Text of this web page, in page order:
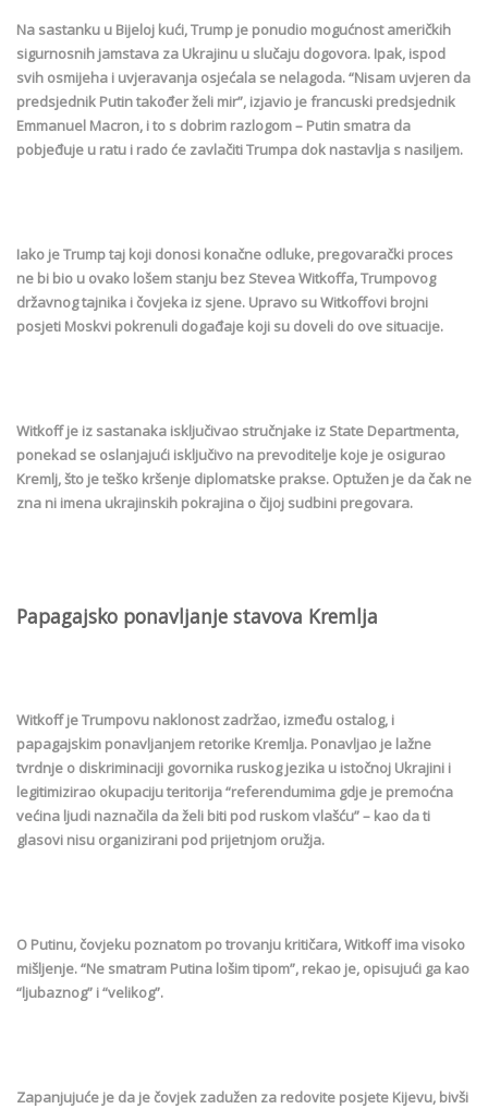
Na sastanku u Bijeloj kući, Trump je ponudio mogućnost američkih
sigurnosnih jamstava za Ukrajinu u slučaju dogovora. Ipak, ispod
svih osmijeha i uvjeravanja osjećala se nelagoda. “Nisam uvjeren da
predsjednik Putin također želi mir”, izjavio je francuski predsjednik
Emmanuel Macron, i to s dobrim razlogom – Putin smatra da
pobjeđuje u ratu i rado će zavlačiti Trumpa dok nastavlja s nasiljem.
Iako je Trump taj koji donosi konačne odluke, pregovarački proces
ne bi bio u ovako lošem stanju bez Stevea Witkoffa, Trumpovog
državnog tajnika i čovjeka iz sjene. Upravo su Witkoffovi brojni
posjeti Moskvi pokrenuli događaje koji su doveli do ove situacije.
Witkoff je iz sastanaka isključivao stručnjake iz State Departmenta,
ponekad se oslanjajući isključivo na prevoditelje koje je osigurao
Kremlj, što je teško kršenje diplomatske prakse. Optužen je da čak ne
zna ni imena ukrajinskih pokrajina o čijoj sudbini pregovara.
Papagajsko ponavljanje stavova Kremlja
Witkoff je Trumpovu naklonost zadržao, između ostalog, i
papagajskim ponavljanjem retorike Kremlja. Ponavljao je lažne
tvrdnje o diskriminaciji govornika ruskog jezika u istočnoj Ukrajini i
legitimizirao okupaciju teritorija “referendumima gdje je premoćna
većina ljudi naznačila da želi biti pod ruskom vlašću” – kao da ti
glasovi nisu organizirani pod prijetnjom oružja.
O Putinu, čovjeku poznatom po trovanju kritičara, Witkoff ima visoko
mišljenje. “Ne smatram Putina lošim tipom”, rekao je, opisujući ga kao
“ljubaznog” i “velikog”.
Zapanjujuće je da je čovjek zadužen za redovite posjete Kijevu, bivši